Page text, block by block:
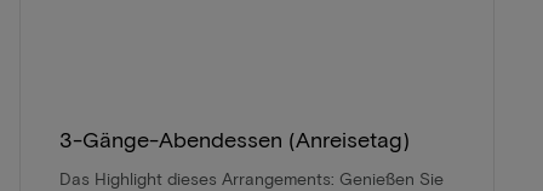
3-Gänge-Abendessen (Anreisetag)
Das Highlight dieses Arrangements: Genießen Sie